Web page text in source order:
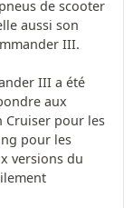
de scooter
aussi son
III.
III a été
aux
Cruiser pour les
pour les
versions du